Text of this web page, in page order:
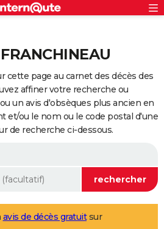
cette page au carnet des décès des
affiner votre recherche ou
un avis d'obsèques plus ancien en
et/ou le nom ou le code postal d'une
de recherche ci-dessous.
avis de décès gratuitsur